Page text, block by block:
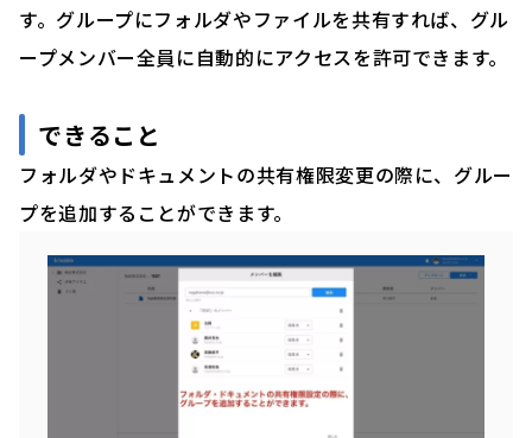
す。グループにフォルダやファイルを共有すれば、グル
ープメンバー全員に自動的にアクセスを許可できます。
できること
フォルダやドキュメントの共有権限変更の際に、グルー
プを追加することができます。